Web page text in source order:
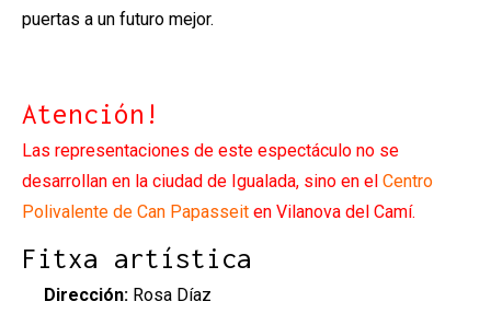
puertas a un futuro mejor.
Atención!
Las representaciones de este espectáculo no se
desarrollan en la ciudad de Igualada, sino en el Centro
Polivalente de Can Papasseit en Vilanova del Camí.
Fitxa artística
Dirección: Rosa Díaz